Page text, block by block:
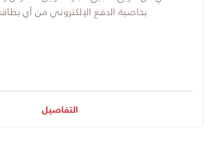
بخاصية الدفع الإلكتروني من أي
التفاصيل